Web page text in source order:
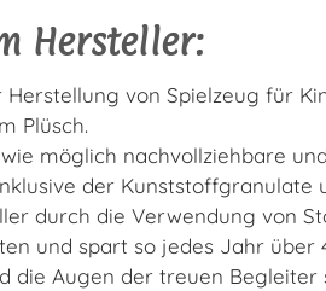
Hersteller:
von Spielzeug für
Plüsch.
möglich nachvollziehbare
der Kunststoffgranulate
durch die Verwendung von
und spart so jedes Jahr über
die Augen der treuen Begleiter